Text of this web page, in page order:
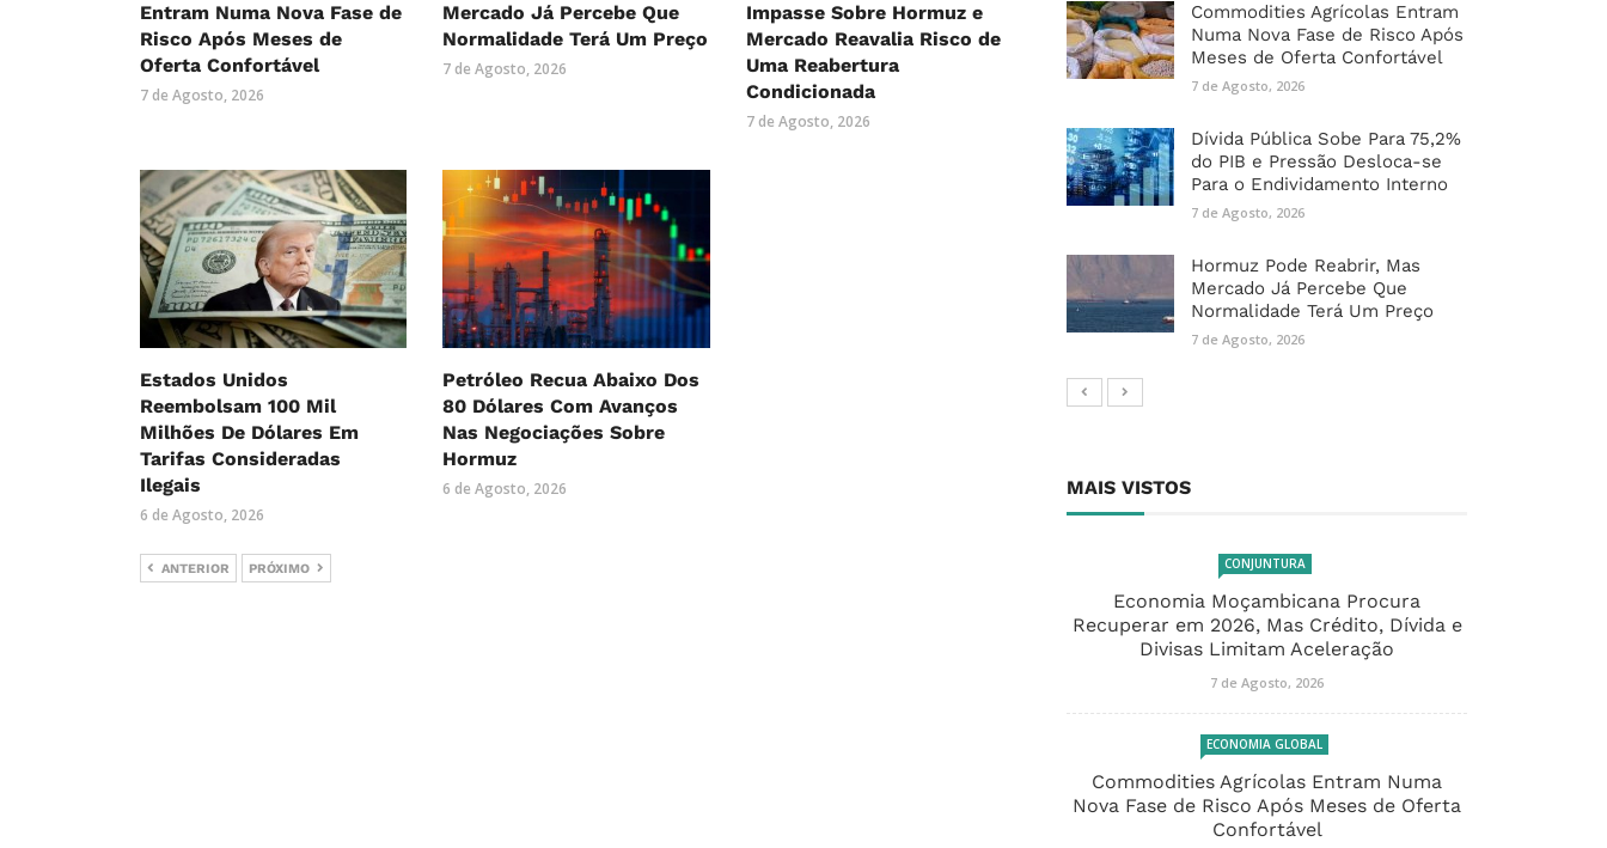
Entram Numa Nova Fase de
Risco Após Meses de
Oferta Confortável
7 de Agosto, 2026
Mercado Já Percebe Que
Normalidade Terá Um Preço
7 de Agosto, 2026
Impasse Sobre Hormuz e
Mercado Reavalia Risco de
Uma Reabertura
Condicionada
7 de Agosto, 2026
Estados Unidos
Reembolsam 100 Mil
Milhões De Dólares Em
Tarifas Consideradas
Ilegais
6 de Agosto, 2026
Petróleo Recua Abaixo Dos
80 Dólares Com Avanços
Nas Negociações Sobre
Hormuz
6 de Agosto, 2026
ANTERIOR PRÓXIMO
Commodities Agrícolas Entram
Numa Nova Fase de Risco Após
Meses de Oferta Confortável
7 de Agosto, 2026
Dívida Pública Sobe Para 75,2%
do PIB e Pressão Desloca-se
Para o Endividamento Interno
7 de Agosto, 2026
Hormuz Pode Reabrir, Mas
Mercado Já Percebe Que
Normalidade Terá Um Preço
7 de Agosto, 2026
MAIS VISTOS
CONJUNTURA
Economia Moçambicana Procura
Recuperar em 2026, Mas Crédito, Dívida e
Divisas Limitam Aceleração
7 de Agosto, 2026
ECONOMIA GLOBAL
Commodities Agrícolas Entram Numa
Nova Fase de Risco Após Meses de Oferta
Confortável